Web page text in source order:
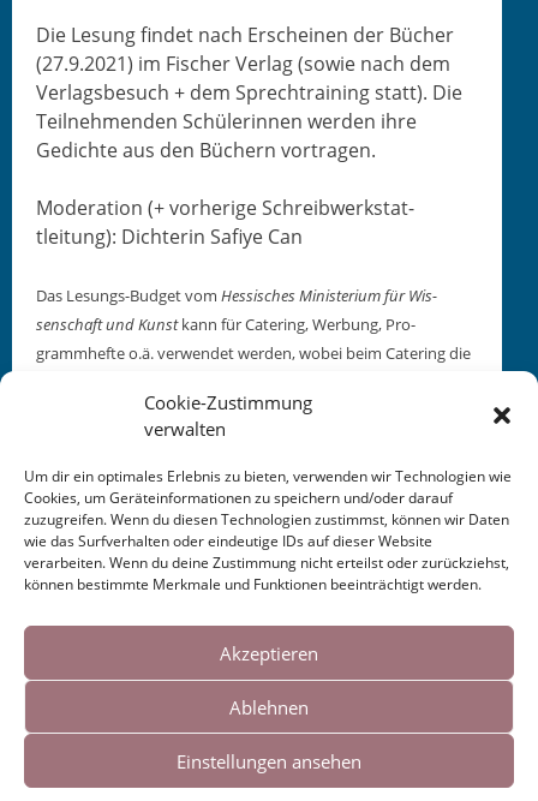
Cookies helfen uns bei der Bereitstellung
unserer Inhalte und Dienste. Durch die
weitere Nutzung der Webseite stimmen Sie
der Verwendung von Cookies zu.
Okay!
Cookie-Zustimmung
verwalten
Um dir ein optimales Erlebnis zu bieten, verwenden wir Technologien wie
Cookies, um Geräteinformationen zu speichern und/oder darauf
zuzugreifen. Wenn du diesen Technologien zustimmst, können wir Daten
wie das Surfverhalten oder eindeutige IDs auf dieser Website
verarbeiten. Wenn du deine Zustimmung nicht erteilst oder zurückziehst,
können bestimmte Merkmale und Funktionen beeinträchtigt werden.
Akzeptieren
Ablehnen
Einstellungen ansehen
Die Lesung find­et nach Erscheinen der Büch­er
(27.9.2021) im Fis­ch­er Ver­lag (sowie nach dem
Ver­lags­be­such + dem Sprech­train­ing statt). Die
Teil­nehmenden Schü­lerin­nen wer­den ihre
Gedichte aus den Büch­ern vortragen.
Mod­er­a­tion (+ vorherige Schreib­w­erk­stat­
tleitung): Dich­terin Safiye Can
Das Lesungs-Bud­get vom Hes­sis­ches Min­is­teri­um für Wis­
senschaft und Kun­stkann für Cater­ing, Wer­bung, Pro­
grammhefte o.ä. ver­wen­det wer­den, wobei beim Cater­ing die
This entry was posted inKALENDER. Bookmark the
permalink.
Literaturkritik.de 2021
AUSFALL
+ Lesung Langen 2021→
Impressum|Links